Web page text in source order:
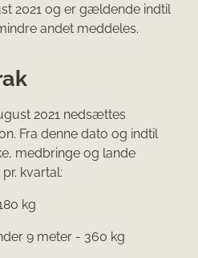
2021 og er gældende indtil
andet meddeles.
2021 nedsættes
Fra denne dato og indtil
medbringe og lande
kvartal:
kg
9 meter - 360 kg